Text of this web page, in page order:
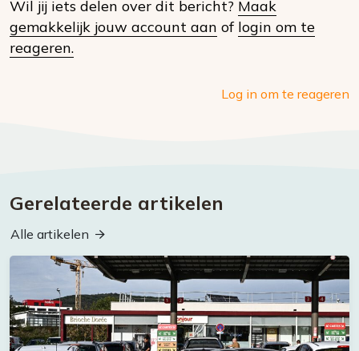
social
Wil jij iets delen over dit bericht? Maak
gemakkelijk jouw account aan of login om te
reageren.
Log in om te reageren
Gerelateerde artikelen
Alle artikelen